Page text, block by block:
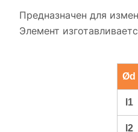
Предназначен для
Элемент
Ød
l1
l2